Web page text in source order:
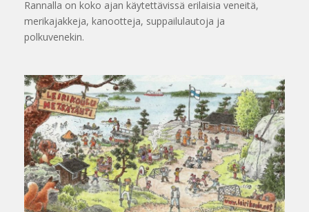
Rannalla on koko ajan käytettävissä erilaisia veneitä,
merikajakkeja, kanootteja, suppailulautoja ja
polkuvenekin.